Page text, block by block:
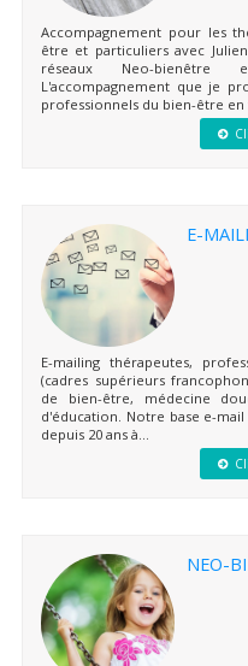
Accompagnement pour les
être et particuliers avec
réseaux Neo-bienêtre
L'accompagnement que je
professionnels du bien-être
E-
E-mailing thérapeutes,
(cadres supérieurs
de bien-être, médecine
d'éducation. Notre base e-
depuis 20 ans à...
NEO-